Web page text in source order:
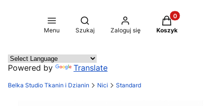
Menu
Otwórz wyszukiwarkę
Szukaj Zaloguj się
Produkty w
Koszyk
Powered by Translate
Belka Studio Tkanin i Dzianin Nici Standard